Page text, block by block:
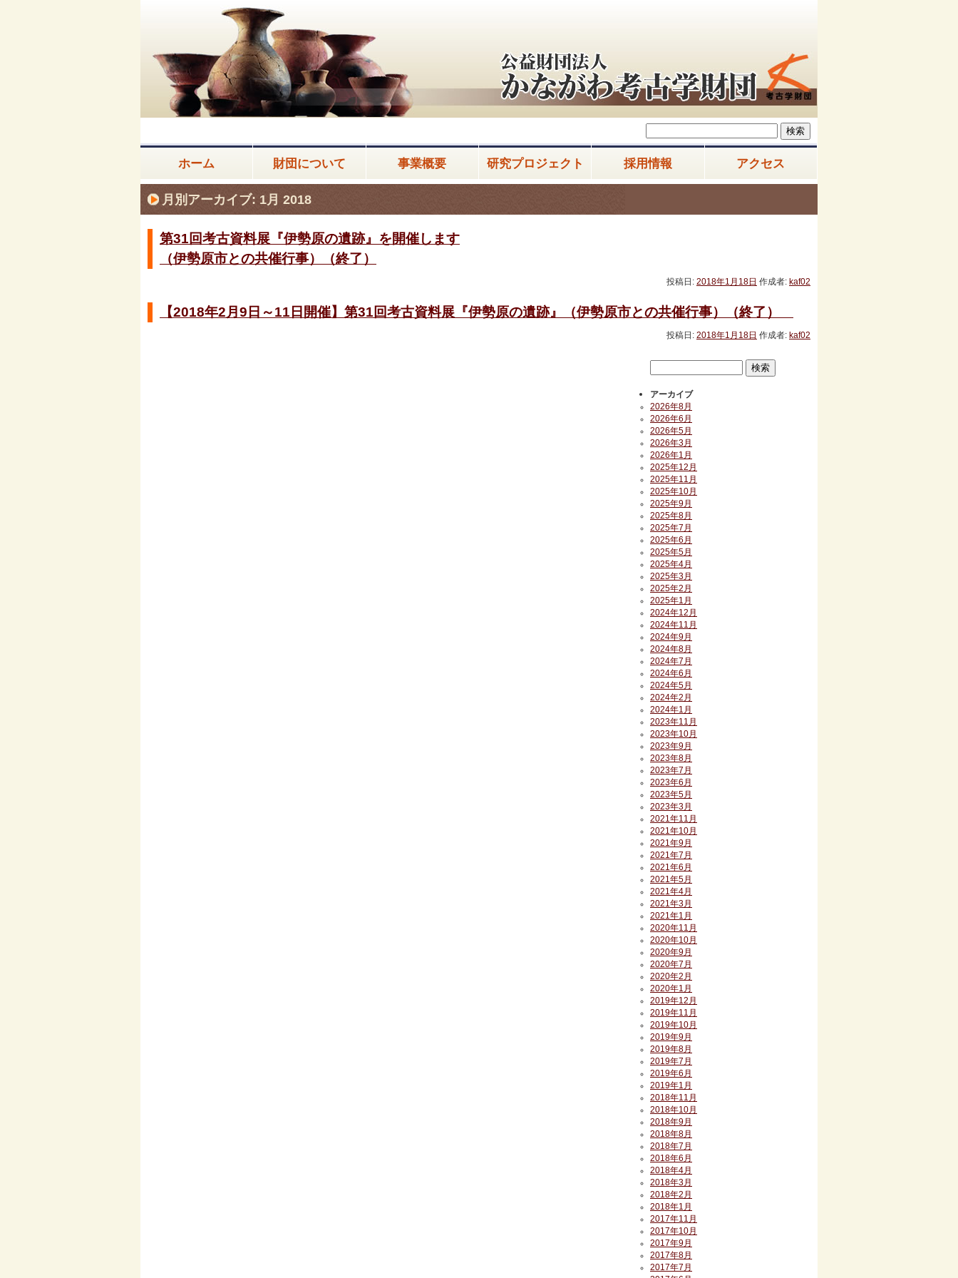
ホーム 財団について 事業概要 研究プロジェクト 採用情報 アクセス
月別アーカイブ: 1月 2018
第31回考古資料展『伊勢原の遺跡』を開催します
（伊勢原市との共催行事）（終了）
投稿日: 2018年1月18日 作成者: kaf02
【2018年2月9日～11日開催】第31回考古資料展『伊勢原の遺跡』（伊勢原市との共催行事）（終了）
投稿日: 2018年1月18日 作成者: kaf02
アーカイブ
2026年8月
2026年6月
2026年5月
2026年3月
2026年1月
2025年12月
2025年11月
2025年10月
2025年9月
2025年8月
2025年7月
2025年6月
2025年5月
2025年4月
2025年3月
2025年2月
2025年1月
2024年12月
2024年11月
2024年9月
2024年8月
2024年7月
2024年6月
2024年5月
2024年2月
2024年1月
2023年11月
2023年10月
2023年9月
2023年8月
2023年7月
2023年6月
2023年5月
2023年3月
2021年11月
2021年10月
2021年9月
2021年7月
2021年6月
2021年5月
2021年4月
2021年3月
2021年1月
2020年11月
2020年10月
2020年9月
2020年7月
2020年2月
2020年1月
2019年12月
2019年11月
2019年10月
2019年9月
2019年8月
2019年7月
2019年6月
2019年1月
2018年11月
2018年10月
2018年9月
2018年8月
2018年7月
2018年6月
2018年4月
2018年3月
2018年2月
2018年1月
2017年11月
2017年10月
2017年9月
2017年8月
2017年7月